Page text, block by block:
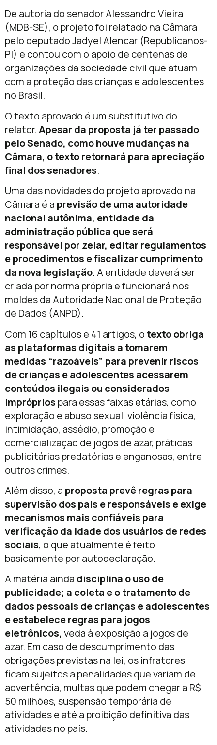
De autoria do senador Alessandro Vieira
(MDB-SE), o projeto foi relatado na Câmara
pelo deputado Jadyel Alencar (Republicanos-
PI) e contou com o apoio de centenas de
organizações da sociedade civil que atuam
com a proteção das crianças e adolescentes
no Brasil.
O texto aprovado é um substitutivo do
relator.Apesar da proposta já ter passado
pelo Senado, como houve mudanças na
Câmara, o texto retornará para apreciação
final dos senadores.
Uma das novidades do projeto aprovado na
Câmara é a previsão de uma autoridade
nacional autônima, entidade da
administração pública que será
responsável por zelar, editar regulamentos
e procedimentos e fiscalizar cumprimento
da nova legislação. A entidade deverá ser
criada por norma própria e funcionará nos
moldes da Autoridade Nacional de Proteção
de Dados (ANPD).
Com 16 capítulos e 41 artigos, o texto obriga
as plataformas digitais a tomarem
medidas “razoáveis” para prevenir riscos
de crianças e adolescentes acessarem
conteúdos ilegais ou considerados
impróprios para essas faixas etárias, como
exploração e abuso sexual, violência física,
intimidação, assédio, promoção e
comercialização de jogos de azar, práticas
publicitárias predatórias e enganosas, entre
outros crimes.
Além disso, a proposta prevê regras para
supervisão dos pais e responsáveis e exige
mecanismos mais confiáveis para
verificação da idade dos usuários de redes
sociais, o que atualmente é feito
basicamente por autodeclaração.
A matéria ainda disciplina o uso de
publicidade; a coleta e o tratamento de
dados pessoais de crianças e adolescentes
e estabelece regras para jogos
eletrônicos, veda à exposição a jogos de
azar. Em caso de descumprimento das
obrigações previstas na lei, os infratores
ficam sujeitos a penalidades que variam de
advertência, multas que podem chegar a R$
50 milhões, suspensão temporária de
atividades e até a proibição definitiva das
atividades no país.